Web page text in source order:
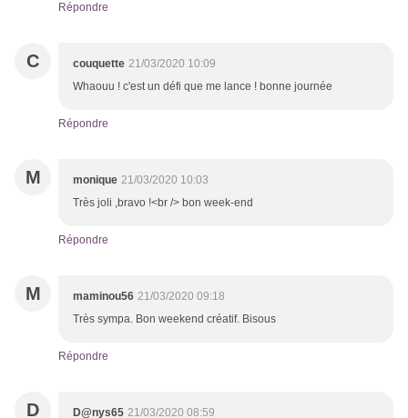
Répondre
C couquette 21/03/2020 10:09
Whaouu ! c'est un défi que me lance ! bonne journée
Répondre
M monique 21/03/2020 10:03
Très joli ,bravo !<br /> bon week-end
Répondre
M maminou56 21/03/2020 09:18
Très sympa. Bon weekend créatif. Bisous
Répondre
D D@nys65 21/03/2020 08:59